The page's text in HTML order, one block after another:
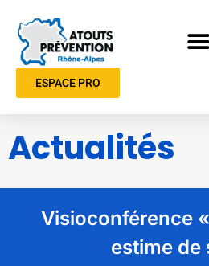
ESPACE PRO
Actualités
Visioconférence
estime de